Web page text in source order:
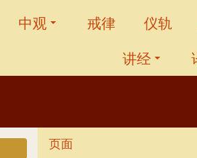
中观 戒律 仪轨
讲经
页面